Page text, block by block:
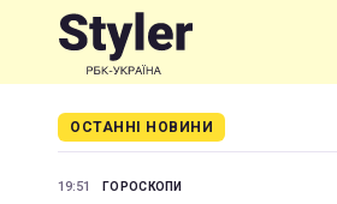
ОСТАННІ НОВИНИ
19:51 ГОРОСКОПИ